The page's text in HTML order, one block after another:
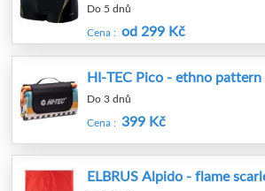
Do 5 dnů
Cena : od 299 Kč
HI-TEC Pico - ethno
Do 3 dnů
Cena : 399 Kč
ELBRUS Alpido - flame